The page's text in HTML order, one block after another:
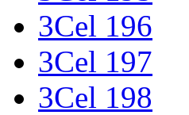
3Cel 196
3Cel 197
3Cel 198